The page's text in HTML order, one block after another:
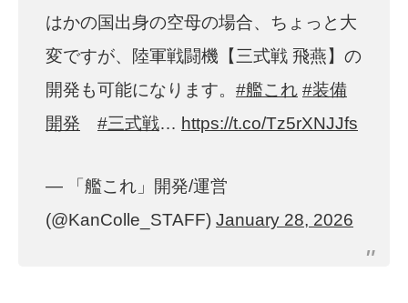
はかの国出身の空母の場合、ちょっと大
変ですが、陸軍戦闘機【三式戦 飛燕】の
開発も可能になります。 #艦これ #装備
開発
#三式戦… https://t.co/Tz5rXNJJfs
— 「艦これ」開発/運営
(@KanColle_STAFF) January 28, 2026